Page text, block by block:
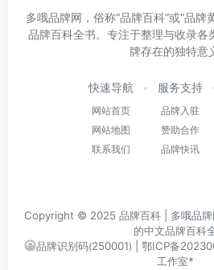
多哦品牌网，俗称“品牌百科”或“品牌
品牌百科全书。专注于整理与收录各
牌存在的独特意
快速导航
网站首页
网站地图
联系我们
服务支持
品牌入驻
赞助合作
品牌快讯
Copyright © 2025 品牌百科 | 多哦品
的中文品牌百科
品牌识别码(250001) 鄂ICP备
工作室*ᅠ